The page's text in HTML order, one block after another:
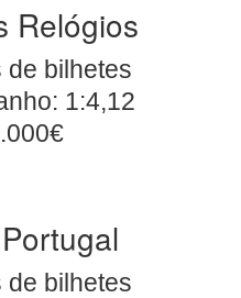
Relógios
de bilhetes
1:4,12
de bilhetes